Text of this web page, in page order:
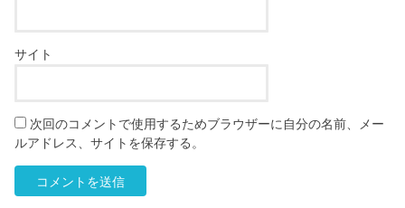
サイト
次回のコメントで使用するためブラウザーに自分の名前、メー
ルアドレス、サイトを保存する。